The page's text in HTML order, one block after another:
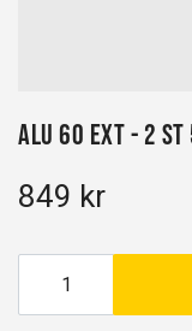
Alu 60 EXT - 2 st
849 kr